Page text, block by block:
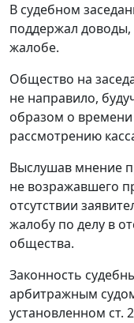
В судебном
поддержал
жалобе.
Общество на
не направило,
образом о времени
рассмотрению
Выслушав мнение
не возражавшего
отсутствии
жалобу по делу в
общества.
Законность
арбитражным
установленном ст.